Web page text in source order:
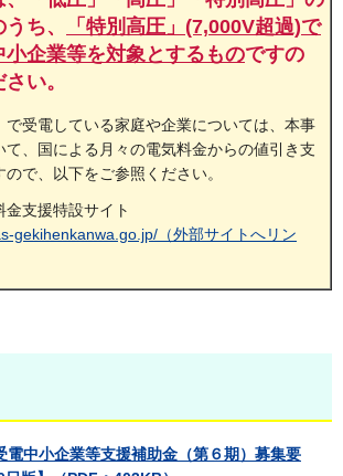
ち、
「特別高圧」(7,000V超過)で
小企業等を対象とするものですの
い。
受電している家庭や企業については、本事
て、国による月々の電気料金からの値引き支
で、以下をご参照ください。
金支援特設サイト
gekihenkanwa.go.jp/（外部サイトへリン
電中小企業等支援補助金（第６期）募集要